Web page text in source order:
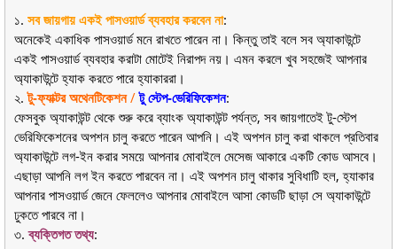
১. সব জায়গায় একই পাসওয়ার্ড ব্যবহার করবেন না:
অনেকেই একাধিক পাসওয়ার্ড মনে রাখতে পারেন না। কিন্তু তাই বলে সব অ্যাকাউন্টে
একই পাসওয়ার্ড ব্যবহার করাটা মোটেই নিরাপদ নয়। এমন করলে খুব সহজেই আপনার
অ্যাকাউন্টে হ্যাক করতে পারে হ্যাকাররা।
২.টু-ফ্যাক্টর অথেনটিকেশন/টু স্টেপ-ভেরিফিকেশন:
ফেসবুক অ্যাকাউন্ট থেকে শুরু করে ব্যাংক অ্যাকাউন্ট পর্যন্ত, সব জায়গাতেই টু-স্টেপ
ভেরিফিকেশনের অপশন চালু করতে পারেন আপনি। এই অপশন চালু করা থাকলে প্রতিবার
অ্যাকাউন্টে লগ-ইন করার সময়ে আপনার মোবাইলে মেসেজ আকারে একটি কোড আসবে।
এছাড়া আপনি লগ ইন করতে পারবেন না। এই অপশন চালু থাকার সুবিধাটি হল, হ্যাকার
আপনার পাসওয়ার্ড জেনে ফেললেও আপনার মোবাইলে আসা কোডটি ছাড়া সে অ্যাকাউন্টে
ঢুকতে পারবে না।
৩. ব্যক্তিগত তথ্য: